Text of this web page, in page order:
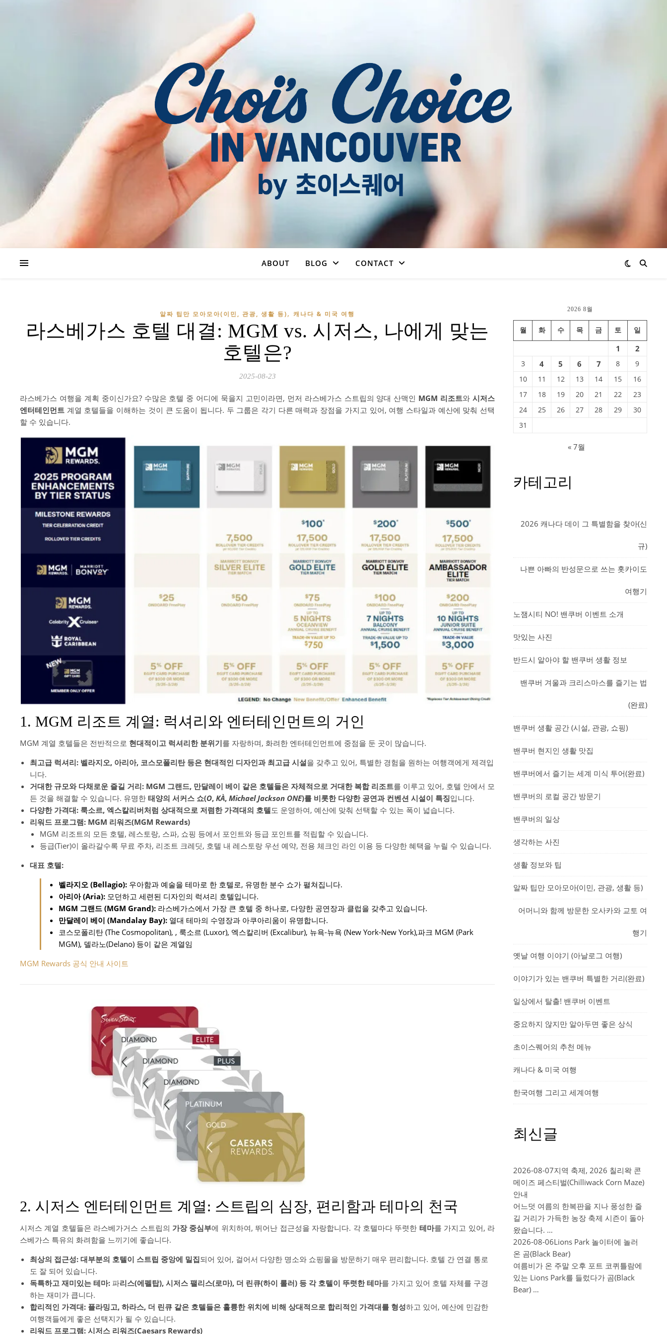
ABOUT BLOG CONTACT
알짜 팁만 모아모아(이민, 관광, 생활 등), 캐나다 & 미국 여행
라스베가스 호텔 대결: MGM vs. 시저스, 나에게 맞는
호텔은?
2025-08-23
라스베가스 여행을 계획 중이신가요? 수많은 호텔 중 어디에 묵을지 고민이라면, 먼저 라스베가스 스트립의 양대 산맥인 MGM 리조트와시저스
엔터테인먼트 계열 호텔들을 이해하는 것이 큰 도움이 됩니다. 두 그룹은 각기 다른 매력과 장점을 가지고 있어, 여행 스타일과 예산에 맞춰 선택
할 수 있습니다.
1. MGM 리조트 계열: 럭셔리와 엔터테인먼트의 거인
MGM 계열 호텔들은 전반적으로 현대적이고 럭셔리한 분위기를 자랑하며, 화려한 엔터테인먼트에 중점을 둔 곳이 많습니다.
최고급 럭셔리: 벨라지오, 아리아, 코스모폴리탄 등은 현대적인 디자인과 최고급 시설을 갖추고 있어, 특별한 경험을 원하는 여행객에게 제격입
니다.
거대한 규모와 다채로운 즐길 거리: MGM 그랜드, 만달레이 베이 같은 호텔들은 자체적으로 거대한 복합 리조트를 이루고 있어, 호텔 안에서 모
든 것을 해결할 수 있습니다. 유명한 태양의 서커스 쇼(O, KÀ, Michael Jackson ONE)를 비롯한 다양한 공연과 컨벤션 시설이 특징입니다.
다양한 가격대: 룩소르, 엑스칼리버처럼 상대적으로 저렴한 가격대의 호텔도 운영하여, 예산에 맞춰 선택할 수 있는 폭이 넓습니다.
리워드 프로그램: MGM 리워즈(MGM Rewards)
MGM 리조트의 모든 호텔, 레스토랑, 스파, 쇼핑 등에서 포인트와 등급 포인트를 적립할 수 있습니다.
등급(Tier)이 올라갈수록 무료 주차, 리조트 크레딧, 호텔 내 레스토랑 우선 예약, 전용 체크인 라인 이용 등 다양한 혜택을 누릴 수 있습니다.
대표 호텔:
벨라지오 (Bellagio): 우아함과 예술을 테마로 한 호텔로, 유명한 분수 쇼가 펼쳐집니다.
아리아 (Aria): 모던하고 세련된 디자인의 럭셔리 호텔입니다.
MGM 그랜드 (MGM Grand): 라스베가스에서 가장 큰 호텔 중 하나로, 다양한 공연장과 클럽을 갖추고 있습니다.
만달레이 베이 (Mandalay Bay): 열대 테마의 수영장과 아쿠아리움이 유명합니다.
코스모폴리탄 (The Cosmopolitan), , 룩소르 (Luxor), 엑스칼리버 (Excalibur), 뉴욕-뉴욕 (New York-New York),파크 MGM (Park
MGM), 델라노(Delano) 등이 같은 계열임
MGM Rewards 공식 안내 사이트
2. 시저스 엔터테인먼트 계열: 스트립의 심장, 편리함과 테마의 천국
시저스 계열 호텔들은 라스베가거스 스트립의 가장 중심부에 위치하여, 뛰어난 접근성을 자랑합니다. 각 호텔마다 뚜렷한 테마를 가지고 있어, 라
스베가스 특유의 화려함을 느끼기에 좋습니다.
최상의 접근성: 대부분의 호텔이 스트립 중앙에 밀집되어 있어, 걸어서 다양한 명소와 쇼핑몰을 방문하기 매우 편리합니다. 호텔 간 연결 통로
도 잘 되어 있습니다.
독특하고 재미있는 테마: 파리스(에펠탑), 시저스 팰리스(로마), 더 린큐(하이 롤러) 등 각 호텔이 뚜렷한 테마를 가지고 있어 호텔 자체를 구경
하는 재미가 큽니다.
합리적인 가격대: 플라밍고, 하라스, 더 린큐 같은 호텔들은 훌륭한 위치에 비해 상대적으로 합리적인 가격대를 형성하고 있어, 예산에 민감한
여행객들에게 좋은 선택지가 될 수 있습니다.
리워드 프로그램: 시저스 리워즈(Caesars Rewards)
2026 8월
월 화 수 목 금 토 일
1 2
3 4 5 6 7 8
9
10
11 12 13 14 15
16
17
18 19 20 21 22
23
24
25 26 27 28 29
30
31
« 7월
카테고리
2026 캐나다 데이 그 특별함을 찾아(신
규)
나쁜 아빠의 반성문으로 쓰는 홋카이도
여행기
노잼시티 NO! 밴쿠버 이벤트 소개
맛있는 사진
반드시 알아야 할 밴쿠버 생활 정보
밴쿠버 겨울과 크리스마스를 즐기는 법
(완료)
밴쿠버 생활 공간 (시설, 관광, 쇼핑)
밴쿠버 현지인 생활 맛집
밴쿠버에서 즐기는 세계 미식 투어(완료)
밴쿠버의 로컬 공간 방문기
밴쿠버의 일상
생각하는 사진
생활 정보와 팁
알짜 팁만 모아모아(이민, 관광, 생활 등)
어머니와 함께 방문한 오사카와 교토 여
행기
옛날 여행 이야기 (아날로그 여행)
이야기가 있는 밴쿠버 특별한 거리(완료)
일상에서 탈출! 밴쿠버 이벤트
중요하지 않지만 알아두면 좋은 상식
초이스퀘어의 추천 메뉴
캐나다 & 미국 여행
한국여행 그리고 세계여행
최신글
2026-08-07지역 축제, 2026 칠리왁 콘
메이즈 페스티벌(Chilliwack Corn Maze)
안내
어느덧 여름의 한복판을 지나 풍성한 즐
길 거리가 가득한 농장 축제 시즌이 돌아
왔습니다. …
2026-08-06Lions Park 놀이터에 놀러
온 곰(Black Bear)
여름비가 온 주말 오후 포트 코퀴틀람에
있는 Lions Park를 들렀다가 곰(Black
Bear) …